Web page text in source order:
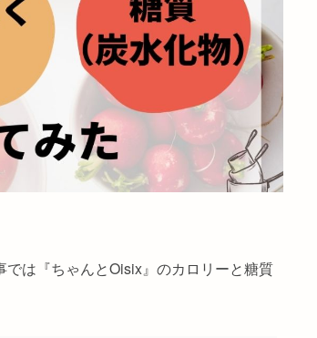
は『ちゃんとOisix』のカロリーと糖質